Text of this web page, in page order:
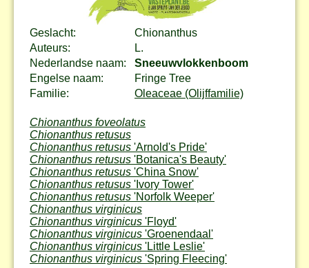
Geslacht:
Chionanthus
Auteurs:
L.
Nederlandse naam:
Sneeuwvlokkenboom
Engelse naam:
Fringe Tree
Familie:
Oleaceae (Olijffamilie)
Chionanthus foveolatus
Chionanthus retusus
Chionanthus retusus 'Arnold's Pride'
Chionanthus retusus 'Botanica's Beauty'
Chionanthus retusus 'China Snow'
Chionanthus retusus 'Ivory Tower'
Chionanthus retusus 'Norfolk Weeper'
Chionanthus virginicus
Chionanthus virginicus 'Floyd'
Chionanthus virginicus 'Groenendaal'
Chionanthus virginicus 'Little Leslie'
Chionanthus virginicus 'Spring Fleecing'